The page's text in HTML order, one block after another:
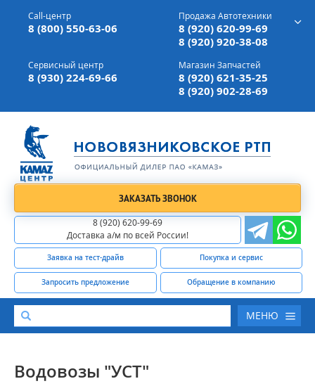
г. Вязники,ул. Механизаторов, д 90
Доставка а/м,по всей России
Call-центр
8 (800) 550-63-06
Продажа Автотехники
8 (920) 620-99-69
8 (920) 920-38-08
Сервисный центр
8 (930) 224-69-66
Магазин Запчастей
8 (920) 621-35-25
8 (920) 902-28-69
ЗАКАЗАТЬ ЗВОНОК
8 (920) 620-99-69
Доставка а/м по всей России!
Заявка на тест-драйв Покупка и сервис
Запросить предложение Обращение в компанию
МЕНЮ
Водовозы "УСТ"